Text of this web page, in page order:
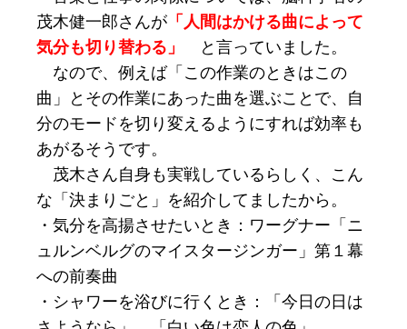
茂木健一郎さんが 「人間はかける曲によって
気分も切り替わる」
と言っていました。
なので、例えば「この作業のときはこの
曲」とその作業にあった曲を選ぶことで、自
分のモードを切り変えるようにすれば効率も
あがるそうです。
茂木さん自身も実戦しているらしく、こん
な「決まりごと」を紹介してましたから。
・気分を高揚させたいとき：ワーグナー「ニ
ュルンベルグのマイスタージンガー」第１幕
への前奏曲
・シャワーを浴びに行くとき：「今日の日は